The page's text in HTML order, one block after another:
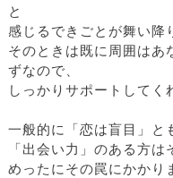
と
感じるできごとが舞い降
そのときは既に周囲はあ
ずなので、
しっかりサポートしてく
一般的に「恋は盲目」と
「出会い力」のある方は
めったにその罠にかかり